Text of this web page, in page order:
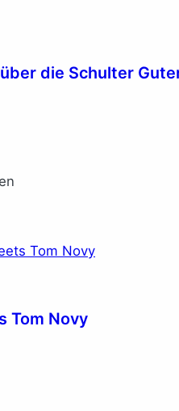
die Schulter
Tom Novy